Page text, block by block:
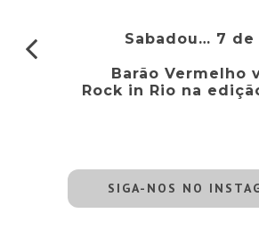
Sabadou… 7
Barão Vermelho
Rock in Rio na
SIGA-NOS NO